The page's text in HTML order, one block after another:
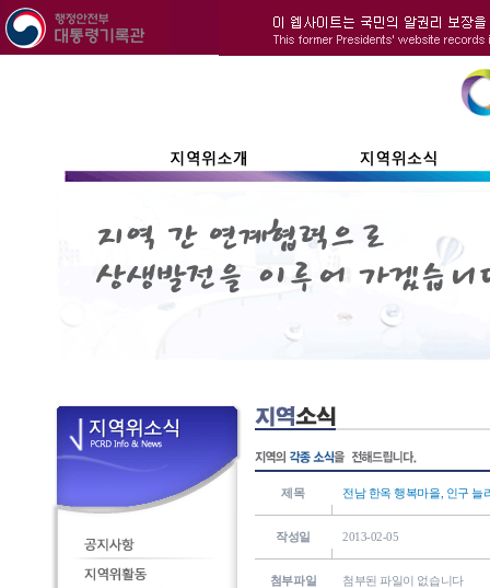
제목 전남 한옥 행복마을, 인구 늘
작성일 2013-02-05
첨부파일 첨부된 파일이 없습니다